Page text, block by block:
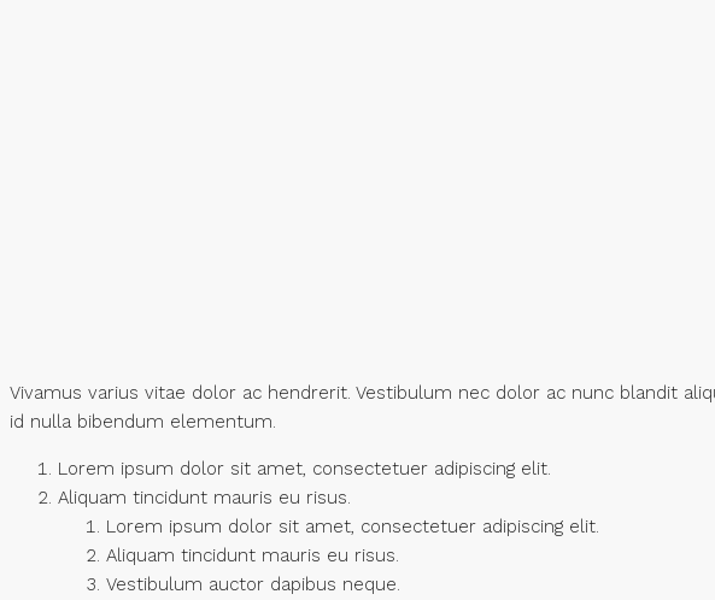
Vivamus varius vitae dolor ac hendrerit. Vestibulum nec dolor ac nunc blandit
id nulla bibendum elementum.
Lorem ipsum dolor sit amet, consectetuer adipiscing elit.
Aliquam tincidunt mauris eu risus.
Lorem ipsum dolor sit amet, consectetuer adipiscing elit.
Aliquam tincidunt mauris eu risus.
Vestibulum auctor dapibus neque.